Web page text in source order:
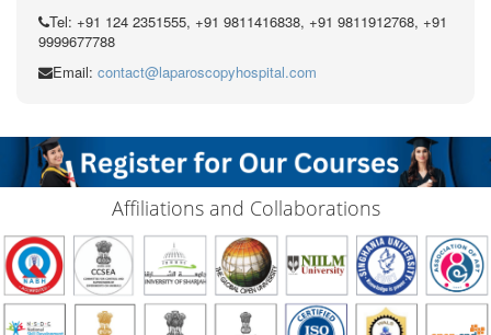
Tel: +91 124 2351555, +91 9811416838, +91 9811912768, +91
9999677788
Email: contact@laparoscopyhospital.com
Affiliations and Collaborations